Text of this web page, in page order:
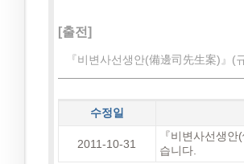
[출전]
『비변사선생안(備邊司先生案)』
수정일
2011-10-31
『비변사선생
습니다.